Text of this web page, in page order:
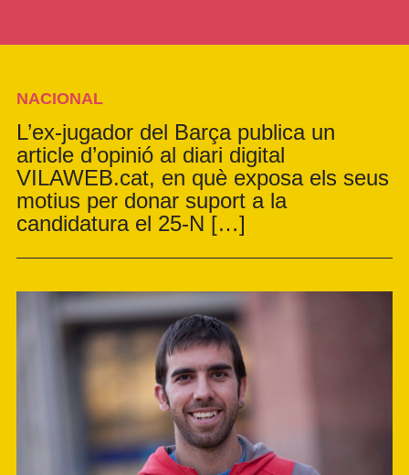
NACIONAL
L’ex-jugador del Barça publica un
article d’opinió al diari digital
VILAWEB.cat, en què exposa els seus
motius per donar suport a la
candidatura el 25-N […]